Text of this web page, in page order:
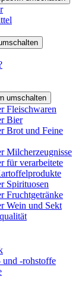
umschalten
Fleischwaren
Bier
Brot und Feine
Milcherzeugnisse
für verarbeitete
Spirituosen
Fruchtgetränke
Wein und Sekt
und -rohstoffe